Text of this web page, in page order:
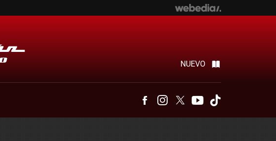
NUEVO
FacebookInstagram
Twitter Youtube